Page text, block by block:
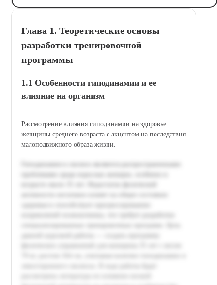
Глава 1. Теоретические основы
разработки тренировочной
программы
1.1 Особенности гиподинамии и ее
влияние на организм
Рассмотрение влияния гиподинамии на здоровье
женщины среднего возраста с акцентом на последствия
малоподвижного образа жизни.